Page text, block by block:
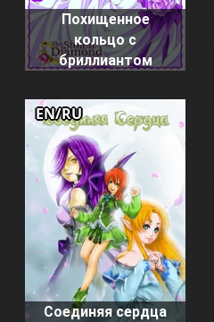
Похищенное
кольцо с
бриллиантом
Соединяя сердца
EN/RU